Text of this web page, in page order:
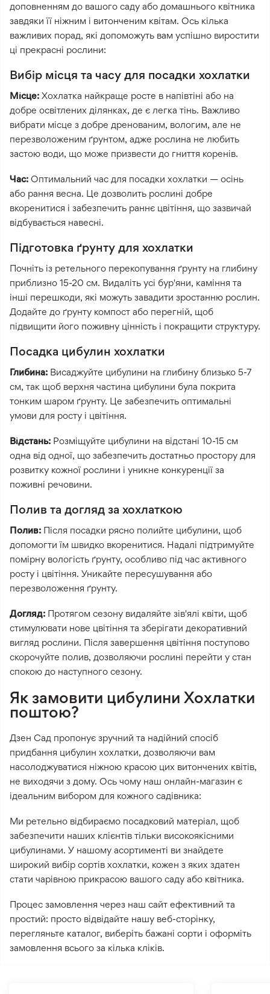
доповненням до вашого саду або домашнього квітника
завдяки її ніжним і витонченим квітам. Ось кілька
важливих порад, які допоможуть вам успішно виростити
ці прекрасні рослини:
Вибір місця та часу для посадки хохлатки
Місце: Хохлатка найкраще росте в напівтіні або на
добре освітлених ділянках, де є легка тінь. Важливо
вибрати місце з добре дренованим, вологим, але не
перезволоженим ґрунтом, адже рослина не любить
застою води, що може призвести до гниття коренів.
Час: Оптимальний час для посадки хохлатки — осінь
або рання весна. Це дозволить рослині добре
вкоренитися і забезпечить раннє цвітіння, що зазвичай
відбувається навесні.
Підготовка ґрунту для хохлатки
Почніть із ретельного перекопування ґрунту на глибину
приблизно 15-20 см. Видаліть усі бур'яни, каміння та
інші перешкоди, які можуть завадити зростанню рослин.
Додайте до ґрунту компост або перегній, щоб
підвищити його поживну цінність і покращити структуру.
Посадка цибулин хохлатки
Глибина: Висаджуйте цибулини на глибину близько 5-7
см, так щоб верхня частина цибулини була покрита
тонким шаром ґрунту. Це забезпечить оптимальні
умови для росту і цвітіння.
Відстань: Розміщуйте цибулини на відстані 10-15 см
одна від одної, що забезпечить достатньо простору для
розвитку кожної рослини і уникне конкуренції за
поживні речовини.
Полив та догляд за хохлаткою
Полив: Після посадки рясно полийте цибулини, щоб
допомогти їм швидко вкоренитися. Надалі підтримуйте
помірну вологість ґрунту, особливо під час активного
росту і цвітіння. Уникайте пересушування або
перезволоження ґрунту.
Догляд: Протягом сезону видаляйте зів'ялі квіти, щоб
стимулювати нове цвітіння та зберігати декоративний
вигляд рослини. Після завершення цвітіння поступово
скорочуйте полив, дозволяючи рослині перейти у стан
спокою до наступного сезону.
Як замовити цибулини Хохлатки
поштою?
Дзен Сад пропонує зручний та надійний спосіб
придбання цибулин хохлатки, дозволяючи вам
насолоджуватися ніжною красою цих витончених квітів,
не виходячи з дому. Ось чому наш онлайн-магазин є
ідеальним вибором для кожного садівника:
Ми ретельно відбираємо посадковий матеріал, щоб
забезпечити наших клієнтів тільки високоякісними
цибулинами. У нашому асортименті ви знайдете
широкий вибір сортів хохлатки, кожен з яких здатен
стати чарівною прикрасою вашого саду або квітника.
Процес замовлення через наш сайт ефективний та
простий: просто відвідайте нашу веб-сторінку,
перегляньте каталог, виберіть бажані сорти і оформіть
замовлення всього за кілька кліків.